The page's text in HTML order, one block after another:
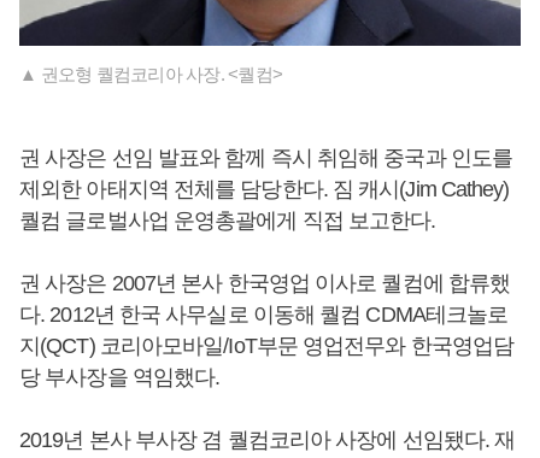
▲ 권오형 퀄컴코리아 사장. <퀄컴>
권 사장은 선임 발표와 함께 즉시 취임해 중국과 인도를
제외한 아태지역 전체를 담당한다. 짐 캐시(Jim Cathey)
퀄컴 글로벌사업 운영총괄에게 직접 보고한다.
권 사장은 2007년 본사 한국영업 이사로 퀄컴에 합류했
다. 2012년 한국 사무실로 이동해 퀄컴 CDMA테크놀로
지(QCT) 코리아모바일/IoT부문 영업전무와 한국영업담
당 부사장을 역임했다.
2019년 본사 부사장 겸 퀄컴코리아 사장에 선임됐다. 재